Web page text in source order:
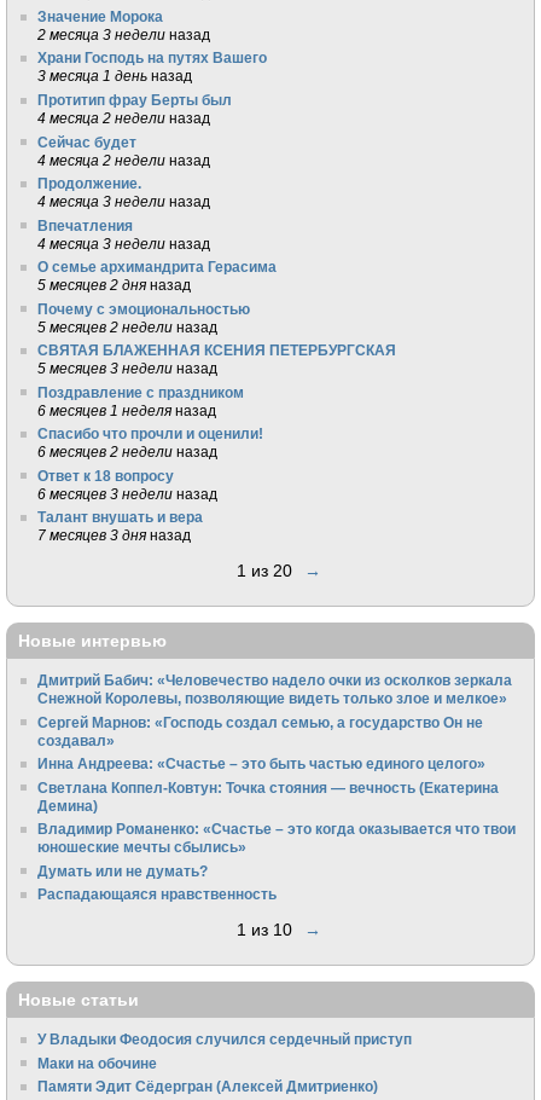
Значение Морока
2 месяца 3 недели назад
Храни Господь на путях Вашего
3 месяца 1 день назад
Протитип фрау Берты был
4 месяца 2 недели назад
Сейчас будет
4 месяца 2 недели назад
Продолжение.
4 месяца 3 недели назад
Впечатления
4 месяца 3 недели назад
О семье архимандрита Герасима
5 месяцев 2 дня назад
Почему с эмоциональностью
5 месяцев 2 недели назад
СВЯТАЯ БЛАЖЕННАЯ КСЕНИЯ ПЕТЕРБУРГСКАЯ
5 месяцев 3 недели назад
Поздравление с праздником
6 месяцев 1 неделя назад
Спасибо что прочли и оценили!
6 месяцев 2 недели назад
Ответ к 18 вопросу
6 месяцев 3 недели назад
Талант внушать и вера
7 месяцев 3 дня назад
1 из 20 →
Новые интервью
Дмитрий Бабич: «Человечество надело очки из осколков зеркала
Снежной Королевы, позволяющие видеть только злое и мелкое»
Сергей Марнов: «Господь создал семью, а государство Он не
создавал»
Инна Андреева: «Счастье – это быть частью единого целого»
Светлана Коппел-Ковтун: Точка стояния — вечность (Екатерина
Демина)
Владимир Романенко: «Счастье – это когда оказывается что твои
юношеские мечты сбылись»
Думать или не думать?
Распадающаяся нравственность
1 из 10 →
Новые статьи
У Владыки Феодосия случился сердечный приступ
Маки на обочине
Памяти Эдит Сёдергран (Алексей Дмитриенко)